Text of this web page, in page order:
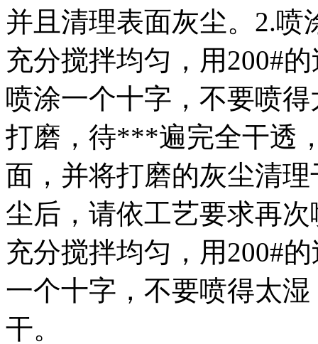
并且清理表面灰尘。2.
充分搅拌均匀，用200#
喷涂一个十字，不要喷
打磨，待***遍完全干透
面，并将打磨的灰尘清
尘后，请依工艺要求再
充分搅拌均匀，用200#
一个十字，不要喷得太
干。